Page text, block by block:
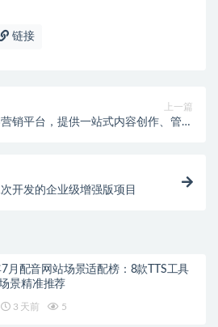
链接
上一篇
销平台，提供一站式内容创作、管理
开发的企业级增强版项目
月配音网站场景适配榜：8款TTS工具
景精准推荐
3 天前 5